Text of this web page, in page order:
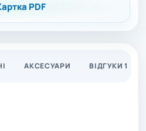
PDF
АКСЕСУАРИ ВІДГУКИ 1